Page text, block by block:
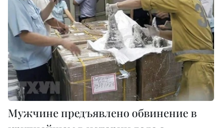
Мужчине предъявлено обвинение в